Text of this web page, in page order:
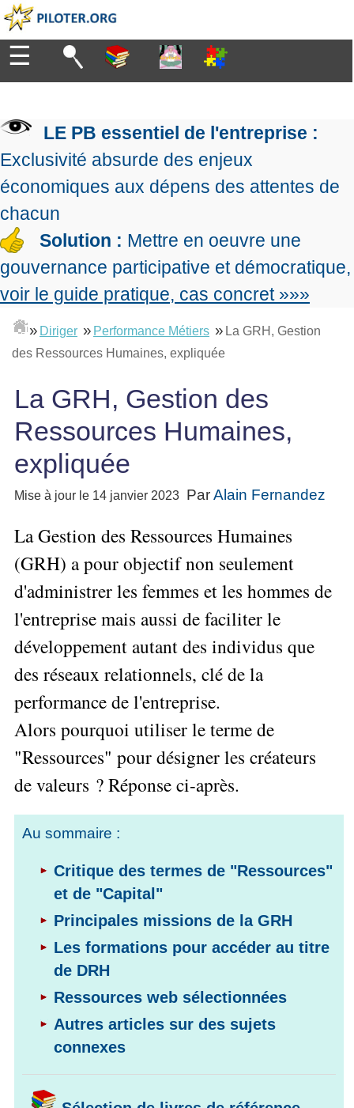
Diriger
de
l'entreprise
Démocratique
Conception
la
de
La
Performance
métier
Le
contrôle
gestion
Tous
articles
»»»
▶
Innover
en
L'Innovation
et
Performance
L'Innovation
Méthode
Tous
articles
Innover
Décider
quotidien
Le
Décision
La
Décision
Organiser
la
production
L'Excellence
Opérationnelle
Lean
Management
La
Méthode
Le
Management
Qualité
Les
outils
de
Qualité
Supply
Chain
▶
Tous
articles
»»»
▶
le
SI
Gouvernance
du
Les
technologies
SI
articles
»»»
Manager
Manager
projets
Les
Outils
du
de
projet
Méthodes
projet
Construire
l'Équipe
Gestion
des
risques
Tous
les
articles
Projet
▶
L'Efficacité
Manager
Comment
gérer
son
Comment
devenir
un
décideur ?
Comment
Manager
l'entraide ?
les
articles
Progresser
▶
Mesurer
la
performance
Tableau
de
La
Méthode
Gimsi
Le
Tableau
de
avec
Tous
articles
»»»
▶
les
données
Big
Data
BI
Les
décisionnels
les
articles
Données
Entreprendre
▶
Salarié→Entrepreneur
La
se
Outils
pour
Entrepreneur
Gérer
Entreprise
métier
de
freelance
▶
d'Entrepreneur
▶
les
Entreprendre
Se
▶
gratuit
de
l'Autoformation
d'autoformation
7
pour
réussir
Comment
s'auto-
évaluer ?
Tous
articles
Se
Former
Seul
▶
Formation
Management
Formation
de
bord
BI
Formation
Management
Projet
Formation
Tous
les
articles
★
articles
classés
★
☰
LE PB essentiel de l'entreprise :
Exclusivité absurde des enjeux
économiques aux dépens des attentes de
chacun
Solution : Mettre en oeuvre une
gouvernance participative et démocratique,
voir le guide pratique, cas concret »»»
» Diriger » Performance Métiers » La GRH, Gestion
des Ressources Humaines, expliquée
La GRH, Gestion des
Ressources Humaines,
expliquée
Mise à jour le 14 janvier 2023 ParAlain Fernandez
La Gestion des Ressources Humaines
(GRH) a pour objectif non seulement
d'administrer les femmes et les hommes de
l'entreprise mais aussi de faciliter le
développement autant des individus que
des réseaux relationnels, clé de la
performance de l'entreprise.
Alors pourquoi utiliser le terme de
"Ressources" pour désigner les créateurs
de valeurs ? Réponse ci-après.
Au sommaire :
Critique des termes de "Ressources"
et de "Capital"
Principales missions de la GRH
Les formations pour accéder au titre
de DRH
Ressources web sélectionnées
Autres articles sur des sujets
connexes